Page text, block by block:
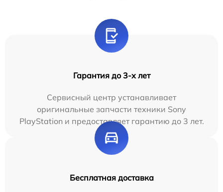
Гарантия до 3-х лет
Сервисный центр устанавливает
оригинальные запчасти техники Sony
PlayStation и предоставляет гарантию до 3 лет.
Бесплатная доставка